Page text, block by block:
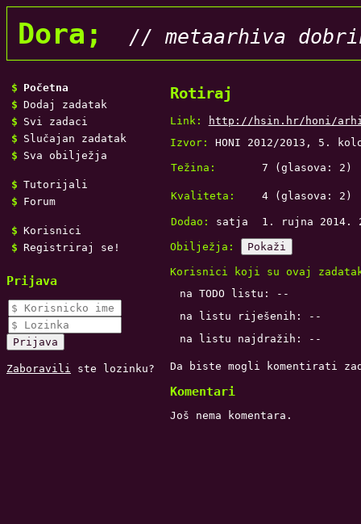
Dora; // metaarhiva
Početna
Dodaj zadatak
Svi zadaci
Slučajan zadatak
Sva obilježja
Tutorijali
Forum
Korisnici
Registriraj se!
Prijava
Zaboravili ste lozinku?
Rotiraj
Link:
http://hsin.hr/honi/
Izvor: HONI 2012/2013, 5.
Težina: 7 (glasova: 2 )
Kvaliteta: 4 (glasova: 2 )
Dodao: satja 1. rujna 2014.
Obilježja: Pokaži
Korisnici koji su ovaj
na TODO listu: --
na listu riješenih: --
na listu najdražih: --
Da biste mogli komentirati
Komentari
Još nema komentara.